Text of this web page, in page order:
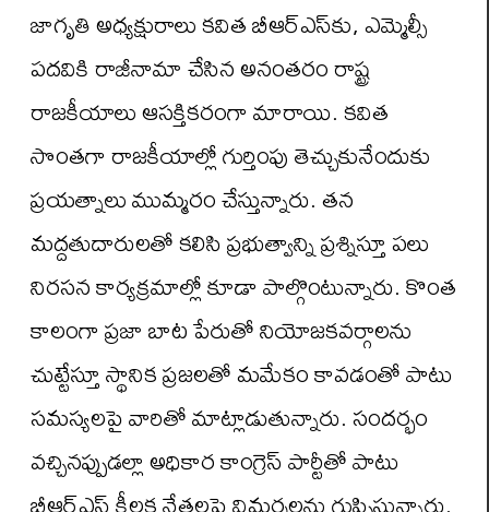
జాగృతి అధ్యక్షురాలు కవిత బీఆర్‌ఎస్‌కు, ఎమ్మెల్సీ
పదవికి రాజీనామా చేసిన అనంతరం రాష్ట్ర
రాజకీయాలు ఆసక్తికరంగా మారాయి. కవిత
సొంతగా రాజకీయాల్లో గుర్తింపు తెచ్చుకునేందుకు
ప్రయత్నాలు ముమ్మరం చేస్తున్నారు. తన
మద్దతుదారులతో కలిసి ప్రభుత్వాన్ని ప్రశ్నిస్తూ పలు
నిరసన కార్యక్రమాల్లో కూడా పాల్గొంటున్నారు. కొంత
కాలంగా ప్రజా బాట పేరుతో నియోజకవర్గాలను
చుట్టేస్తూ స్థానిక ప్రజలతో మమేకం కావడంతో పాటు
సమస్యలపై వారితో మాట్లాడుతున్నారు. సందర్భం
వచ్చినప్పుడల్లా అధికార కాంగ్రెస్ పార్టీతో పాటు